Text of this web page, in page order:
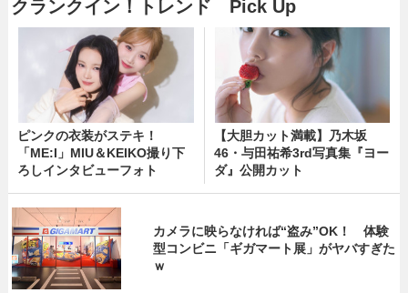
クランクイン！トレンド Pick Up
ピンクの衣装がステキ！
「ME:I」MIU＆KEIKO撮り下
ろしインタビューフォト
【大胆カット満載】乃木坂
46・与田祐希3rd写真集『ヨー
ダ』公開カット
カメラに映らなければ“盗み”OK！ 体験
型コンビニ「ギガマート展」がヤバすぎた
ｗ